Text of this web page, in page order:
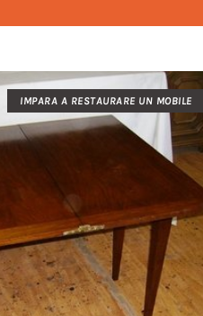
IMPARA A RESTAURARE UN MOBILE